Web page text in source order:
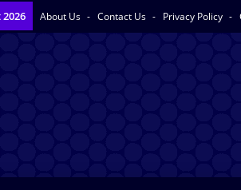
About Us Contact Us Privacy Policy